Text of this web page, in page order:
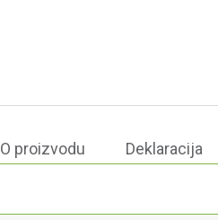
O proizvodu Deklaracija